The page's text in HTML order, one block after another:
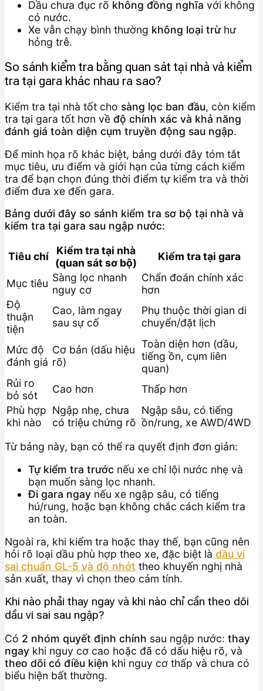
Dầu chưa đục rõ không đồng nghĩa với không
có nước.
Xe vẫn chạy bình thường không loại trừhư
hỏng trễ.
So sánh kiểm tra bằng quan sát tại nhà và kiểm
tra tại gara khác nhau ra sao?
Kiểm tra tại nhà tốt cho sàng lọc ban đầu, còn kiểm
tra tại gara tốt hơn về độ chính xác và khả năng
đánh giá toàn diện cụm truyền động sau ngập.
Để minh họa rõ khác biệt, bảng dưới đây tóm tắt
mục tiêu, ưu điểm và giới hạn của từng cách kiểm
tra để bạn chọn đúng thời điểm tự kiểm tra và thời
điểm đưa xe đến gara.
Bảng dưới đây so sánh kiểm tra sơ bộ tại nhà và
kiểm tra tại gara sau ngập nước:
Tiêu chí
Kiểm tra tại nhà
(quan sát sơ bộ)
Kiểm tra tại gara
Mục tiêu Sàng lọc nhanh
nguy cơ
Chẩn đoán chính xác
hơn
Độ
thuận
tiện
Cao, làm ngay
sau sự cố
Phụ thuộc thời gian di
chuyển/đặt lịch
Mức độ
đánh giá
Cơ bản (dấu hiệu
rõ)
Toàn diện hơn (dầu,
tiếng ồn, cụm liên
quan)
Rủi ro
bỏ sót
Cao hơn
Thấp hơn
Phù hợp
khi nào
Ngập nhẹ, chưa
có triệu chứng rõ
Ngập sâu, có tiếng
ồn/rung, xe AWD/4WD
Từ bảng này, bạn có thể ra quyết định đơn giản:
Tự kiểm tra trước nếu xe chỉ lội nước nhẹ và
bạn muốn sàng lọc nhanh.
Đi gara ngay nếu xe ngập sâu, có tiếng
hú/rung, hoặc bạn không chắc cách kiểm tra
an toàn.
Ngoài ra, khi kiểm tra hoặc thay thế, bạn cũng nên
hỏi rõ loại dầu phù hợp theo xe, đặc biệt là dầu vi
sai chuẩn GL-5 và độ nhớt theo khuyến nghị nhà
sản xuất, thay vì chọn theo cảm tính.
Khi nào phải thay ngay và khi nào chỉ cần theo dõi
dầu vi sai sau ngập?
Có 2 nhóm quyết định chính sau ngập nước: thay
ngay khi nguy cơ cao hoặc đã có dấu hiệu rõ, và
theo dõi có điều kiện khi nguy cơ thấp và chưa có
biểu hiện bất thường.